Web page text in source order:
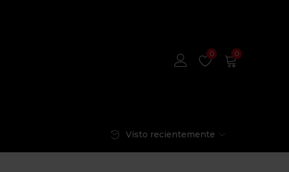
0 0
Visto recientemente